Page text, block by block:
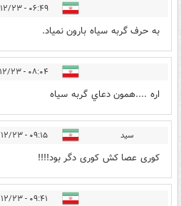
۰۶:۴۹ - ۱۳۹۸/۱۲/۲۳
به حرف گربه سیاه بارون نمیاد.
۰۸:۰۴ - ۱۳۹۸/۱۲/۲۳
اره ....همون دعاي گربه سياه
سید ۰۹:۱۵ - ۱۳۹۸/۱۲/۲۳
کوری عصا کش کوری دگر بود!!!!
۰۹:۴۱ - ۱۳۹۸/۱۲/۲۳